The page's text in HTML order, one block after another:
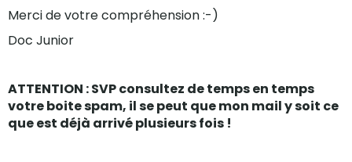
Merci de votre compréhension :-)
Doc Junior
ATTENTION : SVP consultez de temps en temps
votre boite spam, il se peut que mon mail y soit ce
que est déjà arrivé plusieurs fois !